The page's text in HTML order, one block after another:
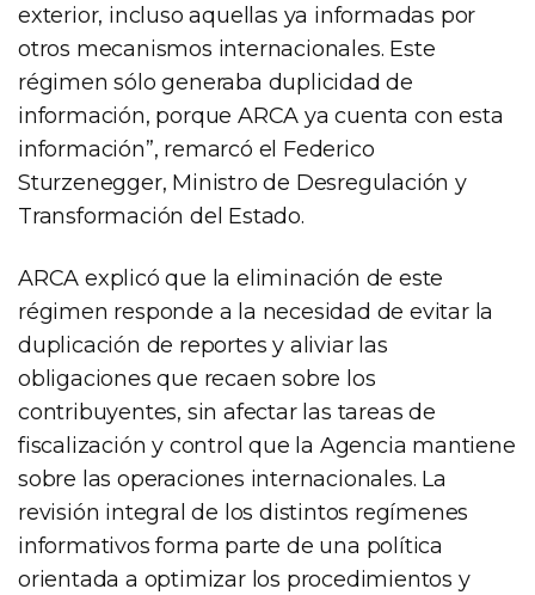
exterior, incluso aquellas ya informadas por
otros mecanismos internacionales. Este
régimen sólo generaba duplicidad de
información, porque ARCA ya cuenta con esta
información”, remarcó el Federico
Sturzenegger, Ministro de Desregulación y
Transformación del Estado.
ARCA explicó que la eliminación de este
régimen responde a la necesidad de evitar la
duplicación de reportes y aliviar las
obligaciones que recaen sobre los
contribuyentes, sin afectar las tareas de
fiscalización y control que la Agencia mantiene
sobre las operaciones internacionales. La
revisión integral de los distintos regímenes
informativos forma parte de una política
orientada a optimizar los procedimientos y